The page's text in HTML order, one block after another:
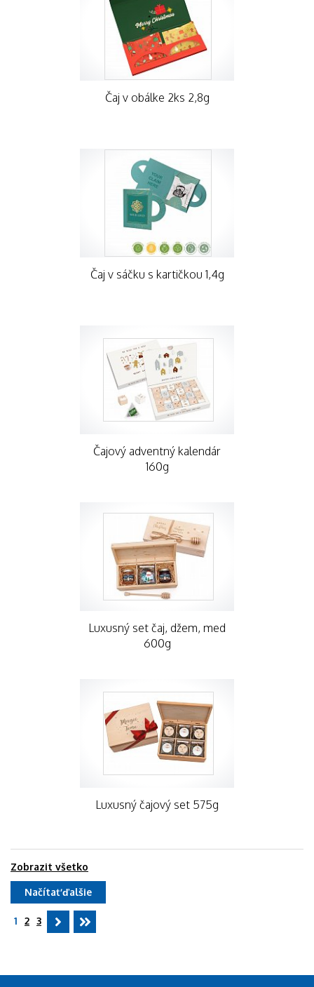
Čaj v obálke 2ks 2,8g
Čaj v sáčku s kartičkou 1,4g
Čajový adventný kalendár
160g
Luxusný set čaj, džem, med
600g
Luxusný čajový set 575g
Zobrazit všetko
Načítať ďalšie
1 2 3